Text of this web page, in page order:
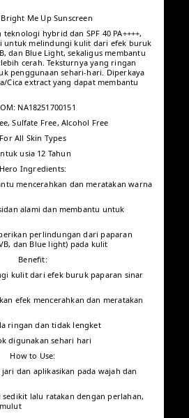
Bright Me Up Sunscreen
hybrid dan SPF 40 PA++++,
untuk melindungi kulit dari efek buruk
dan Blue Light, sekaligus membantu
cerah. Teksturnya yang ringan dan
sehari-hari. Diperkaya
Cica extract yang dapat membantu
NA18251700151
Sulfate Free, Alcohol Free
For All Skin Types
usia 12 Tahun
Hero Ingredients:
mencerahkan dan meratakan
alami dan membantu untuk
perlindungan dari paparan sinar
Blue light) pada kulit
Benefit:
kulit dari efek buruk paparan sinar
efek mencerahkan dan meratakan
ringan dan tidak lengket
digunakan sehari hari
How to Use:
dan aplikasikan pada wajah dan
lalu ratakan dengan perlahan,